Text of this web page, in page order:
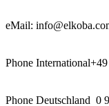
eMail:
Phone
Phone Deutschland 0